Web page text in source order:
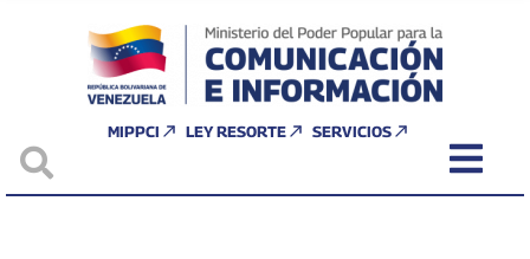
MIPPCI LEY RESORTE SERVICIOS